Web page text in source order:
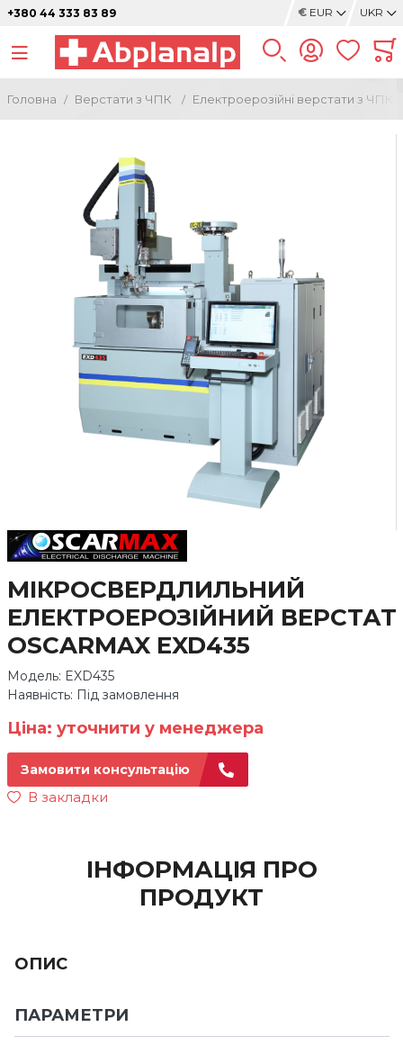
+380 44 333 83 89 € EUR UKR
Головна Верстати з ЧПК Електроерозійні верстати з ЧПК
МІКРОСВЕРДЛИЛЬНИЙ
ЕЛЕКТРОЕРОЗІЙНИЙ ВЕРСТАТ
OSCARMAX EXD435
Модель: EXD435
Наявність: Під замовлення
Ціна: уточнити у менеджера
Замовити консультацію
В закладки
ІНФОРМАЦІЯ ПРО
ПРОДУКТ
ОПИС
ПАРАМЕТРИ